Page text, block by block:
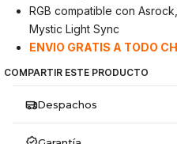
RGB compatible con
Mystic Light Sync
ENVIO GRATIS A TODO
COMPARTIR ESTE PRODUCTO
Despachos